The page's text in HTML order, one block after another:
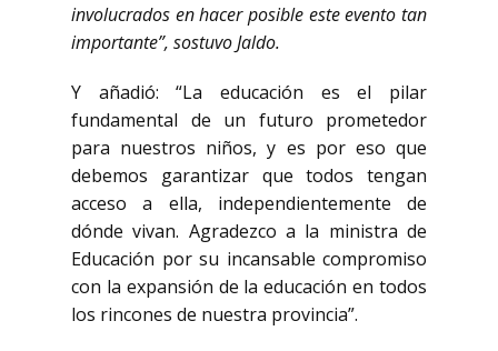
involucrados en hacer posible este evento tan
importante”, sostuvo Jaldo.
Y añadió: “La educación es el pilar
fundamental de un futuro prometedor
para nuestros niños, y es por eso que
debemos garantizar que todos tengan
acceso a ella, independientemente de
dónde vivan. Agradezco a la ministra de
Educación por su incansable compromiso
con la expansión de la educación en todos
los rincones de nuestra provincia”.